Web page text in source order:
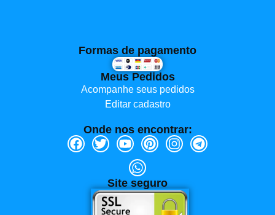
Formas de pagamento
Meus Pedidos
Acompanhe seus pedidos
Editar cadastro
Onde nos encontrar:
Site seguro